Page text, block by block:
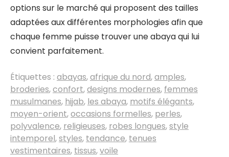
options sur le marché qui proposent des tailles
adaptées aux différentes morphologies afin que
chaque femme puisse trouver une abaya qui lui
convient parfaitement.
Étiquettes : abayas,afrique du nord,amples,
broderies,confort,designs modernes, femmes
musulmanes, hijab, les abaya, motifs élégants,
moyen-orient,occasions formelles, perles,
polyvalence, religieuses, robes longues,style
intemporel,styles, tendance, tenues
vestimentaires, tissus,voile